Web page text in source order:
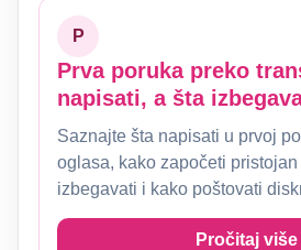
P
Prva poruka preko
napisati, a šta
Saznajte šta napisati u prvoj
oglasa, kako započeti pristojan
izbegavati i kako poštovati
Pročitaj više